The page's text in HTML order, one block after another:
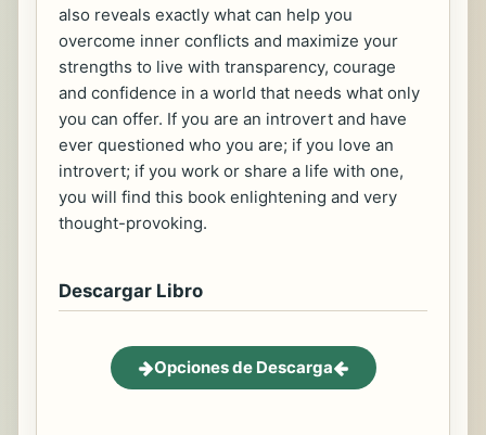
also reveals exactly what can help you
overcome inner conflicts and maximize your
strengths to live with transparency, courage
and confidence in a world that needs what only
you can offer. If you are an introvert and have
ever questioned who you are; if you love an
introvert; if you work or share a life with one,
you will find this book enlightening and very
thought-provoking.
Descargar Libro
Opciones de Descarga